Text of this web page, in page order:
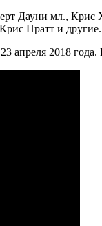
Дауни мл.,
Пратт и другие.
апреля 2018